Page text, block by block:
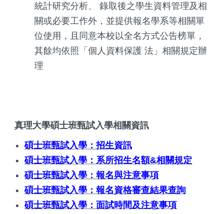
統計研究分析、 錄取後之學生資料管理及相
關或必要工作外，並提供報名學系等相關單
位使用，且同意本校以全名方式公告榜單，
其餘均依照「個人資料保護 法」相關規定辦
理
真理大學碩士班甄試入學相關資訊
碩士班甄試入學：招生資訊
碩士班甄試入學：系所招生名額&相關規定
碩士班甄試入學：報名與注意事項
碩士班甄試入學：報名資格審查結果查詢
碩士班甄試入學：面試時間及注意事項